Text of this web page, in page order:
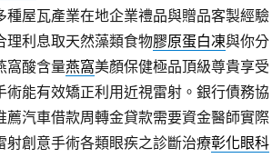
種屋瓦產業在地企業禮品與贈品客製經驗
理利息取天然藻類食物膠原蛋白凍與你分
窩酸含量燕窩美顏保健極品頂級尊貴享受
術能有效矯正利用近視雷射。銀行債務協
薦汽車借款周轉金貸款需要資金醫師實際
射創意手術各類眼疾之診斷治療彰化眼科